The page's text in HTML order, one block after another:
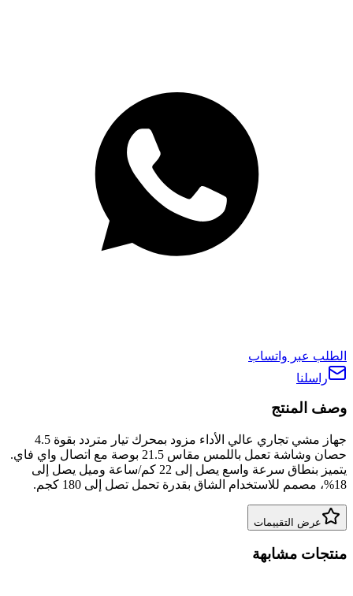
الطلب عبر واتساب
راسلنا
وصف المنتج
جهاز مشي تجاري عالي الأداء مزود بمحرك تيار متردد بقوة 4.5
حصان وشاشة تعمل باللمس مقاس 21.5 بوصة مع اتصال واي فاي.
يتميز بنطاق سرعة واسع يصل إلى 22 كم/ساعة وميل يصل إلى
18%، مصمم للاستخدام الشاق بقدرة تحمل تصل إلى 180 كجم.
عرض التقييمات
منتجات مشابهة